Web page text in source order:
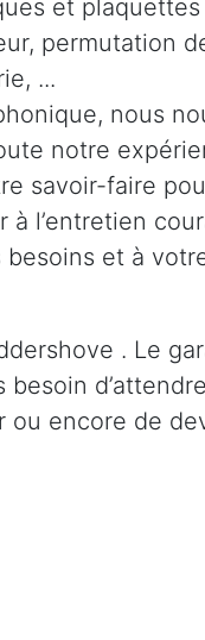
et
permutation
...
nous
notre
savoir-faire
à l’entretien
et à
. Le
ou encore de